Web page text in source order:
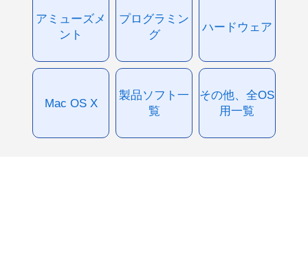
アミューズメ
ント
プログラミン
グ
ハードウェア
Mac OS X
製品ソフト一
覧
その他、全OS
用一覧